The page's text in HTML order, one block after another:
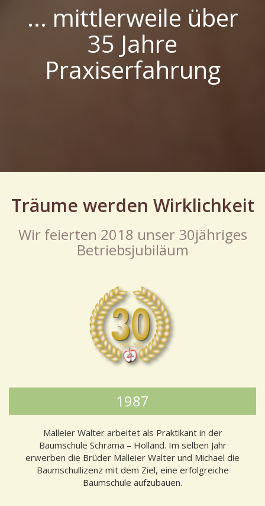
... mittlerweile über
35 Jahre
Praxiserfahrung
Träume werden Wirklichkeit
Wir feierten 2018 unser 30jähriges
Betriebsjubiläum
1987
Malleier Walter arbeitet als Praktikant in der
Baumschule Schrama – Holland. Im selben Jahr
erwerben die Brüder Malleier Walter und Michael die
Baumschullizenz mit dem Ziel, eine erfolgreiche
Baumschule aufzubauen.